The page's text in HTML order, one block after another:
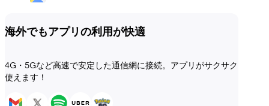
海外でもアプリの利用が快適
4G・5Gなど高速で安定した通信網に接続。アプリがサクサク
使えます！